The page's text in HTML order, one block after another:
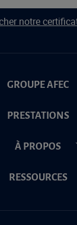
notre
GROUPE AFEC
PRESTATIONS
À PROPOS
RESSOURCES